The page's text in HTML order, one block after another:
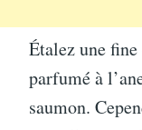
Étalez une
parfumé à
saumon.